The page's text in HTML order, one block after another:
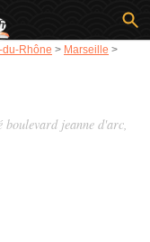
du-Rhône > Marseille >
boulevard jeanne d'arc,